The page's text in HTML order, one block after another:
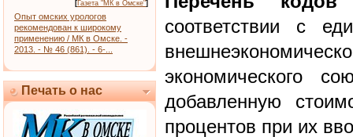
[Газета "МК в Омске"]
Опыт омских урологов
рекомендован к широкому
применению / МК в Омске. -
2013. - № 46 (861). - 6-...
Печать о нас
соответствии с
экономического
добавленную
процентов при их